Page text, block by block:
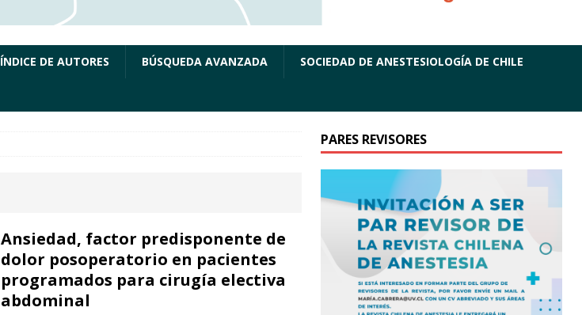
ÍNDICE DE AUTORES BÚSQUEDA AVANZADA SOCIEDAD DE ANESTESIOLOGÍA DE CHILE
Ansiedad, factor predisponente de
dolor posoperatorio en pacientes
programados para cirugía electiva
abdominal
PARES REVISORES